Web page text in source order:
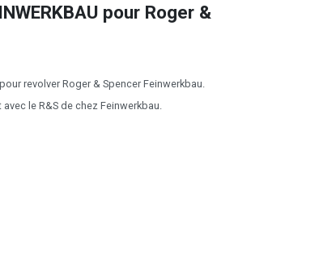
pour Roger &
revolver Roger & Spencer Feinwerkbau.
le R&S de chez Feinwerkbau.